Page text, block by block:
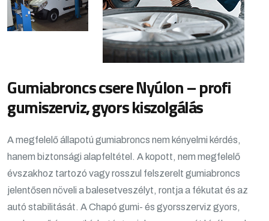
Gumiabroncs csere Nyúlon – profi
gumiszerviz, gyors kiszolgálás
A megfelelő állapotú gumiabroncs nem kényelmi kérdés,
hanem biztonsági alapfeltétel. A kopott, nem megfelelő
évszakhoz tartozó vagy rosszul felszerelt gumiabroncs
jelentősen növeli a balesetveszélyt, rontja a fékutat és az
autó stabilitását. A Chapó gumi- és gyorsszerviz gyors,